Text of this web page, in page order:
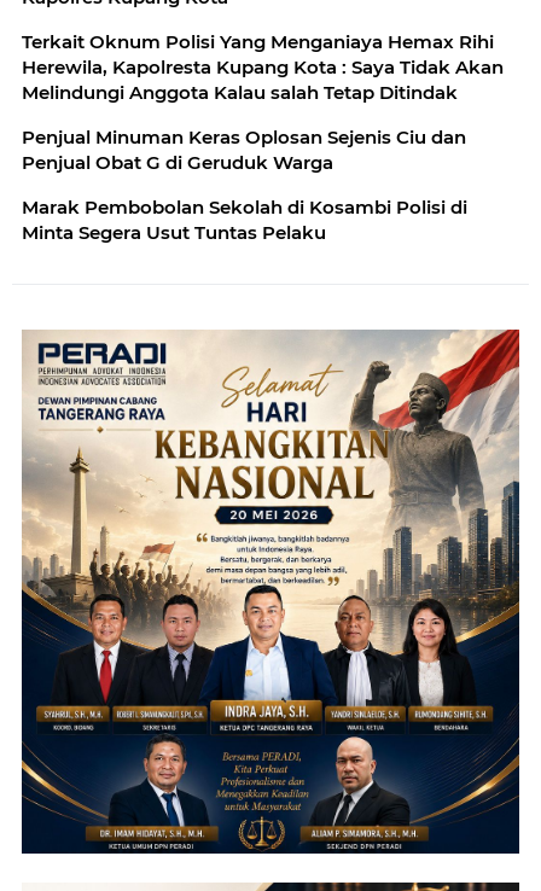
Terkait Oknum Polisi Yang Menganiaya Hemax Rihi
Herewila, Kapolresta Kupang Kota : Saya Tidak Akan
Melindungi Anggota Kalau salah Tetap Ditindak
Penjual Minuman Keras Oplosan Sejenis Ciu dan
Penjual Obat G di Geruduk Warga
Marak Pembobolan Sekolah di Kosambi Polisi di
Minta Segera Usut Tuntas Pelaku